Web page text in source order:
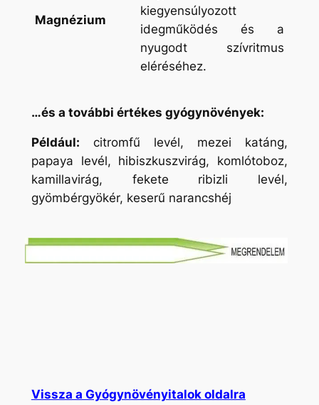
Magnézium
kiegyensúlyozott
idegműködés és a
nyugodt szívritmus
eléréséhez.
…és a további értékes gyógynövények:
Például: citromfű levél, mezei katáng,
papaya levél, hibiszkuszvirág, komlótoboz,
kamillavirág, fekete ribizli levél,
gyömbérgyökér, keserű narancshéj
Vissza a Gyógynövényitalok oldalra